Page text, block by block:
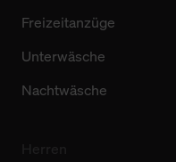
Freizeitanzüge
Unterwäsche
Nachtwäsche